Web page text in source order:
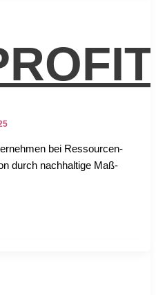
bei Res­sour­cen­
durch nach­hal­ti­ge Maß­